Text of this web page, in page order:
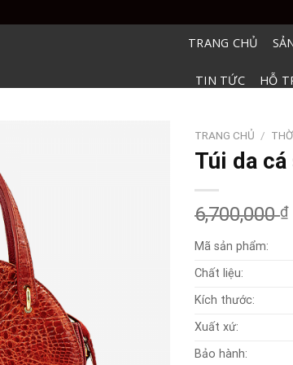
TRANG CHỦ
TIN TỨC HỖ
TRANG CHỦ /
Túi da
6,700,000₫
Mã sản phẩm:
Chất liệu:
Kích thước:
Xuất xứ:
Bảo hành: